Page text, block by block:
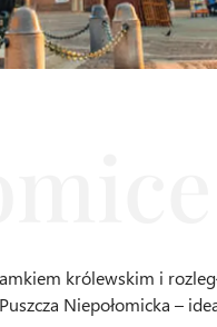
królewskim i
Niepołomicka –